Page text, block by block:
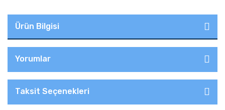
Ürün Bilgisi
Yorumlar
Taksit Seçenekleri